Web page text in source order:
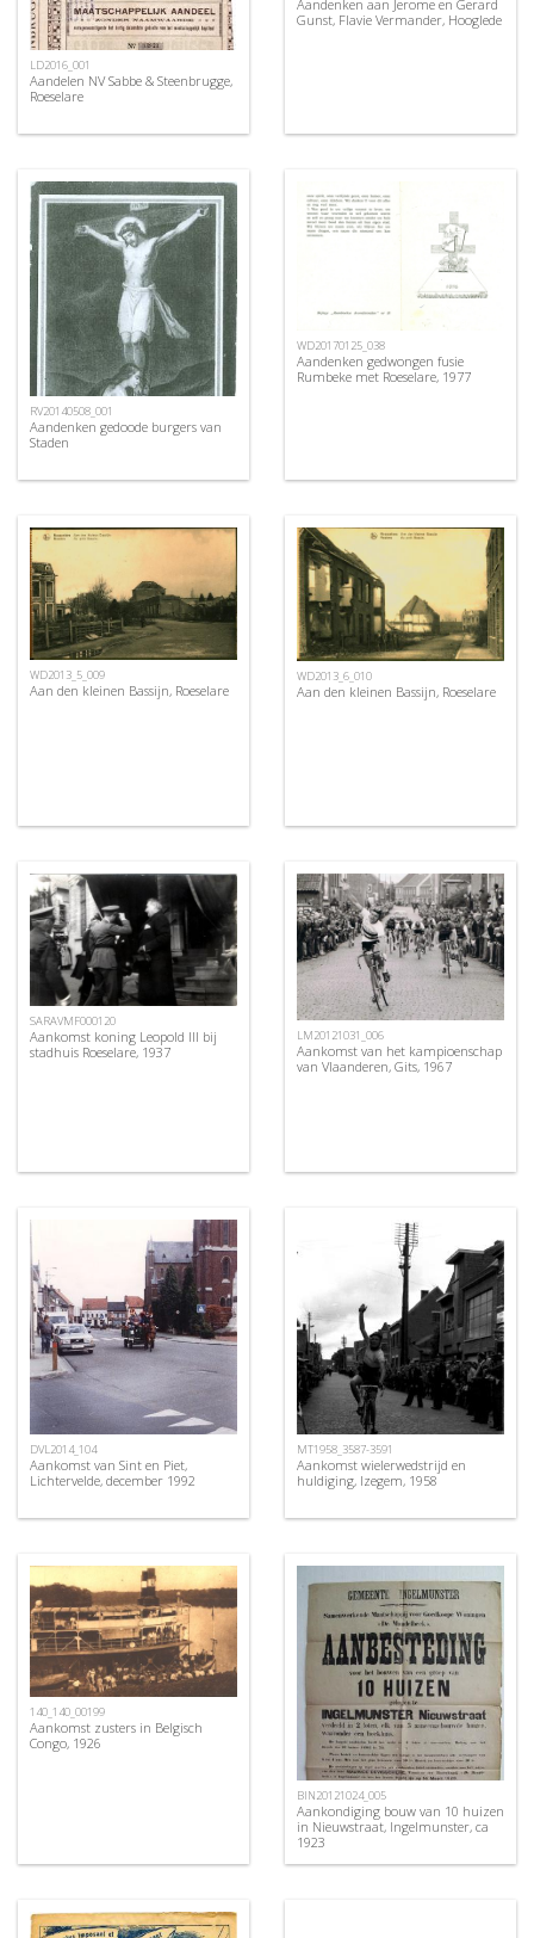
LD2016_001
Aandelen NV Sabbe & Steenbrugge,
Roeselare
Aandenken aan Jerome en Gerard
Gunst, Flavie Vermander, Hooglede
RV20140508_001
Aandenken gedoode burgers van
Staden
WD20170125_038
Aandenken gedwongen fusie
Rumbeke met Roeselare, 1977
WD2013_5_009
Aan den kleinen Bassijn, Roeselare
WD2013_6_010
Aan den kleinen Bassijn, Roeselare
SARAVMF000120
Aankomst koning Leopold III bij
stadhuis Roeselare, 1937
LM20121031_006
Aankomst van het kampioenschap
van Vlaanderen, Gits, 1967
DVL2014_104
Aankomst van Sint en Piet,
Lichtervelde, december 1992
MT1958_3587-3591
Aankomst wielerwedstrijd en
huldiging, Izegem, 1958
140_140_00199
Aankomst zusters in Belgisch
Congo, 1926
BIN20121024_005
Aankondiging bouw van 10 huizen
in Nieuwstraat, Ingelmunster, ca
1923